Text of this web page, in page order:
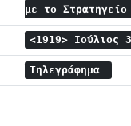
με το
<1919> Ιούλιος
Τηλεγράφημα